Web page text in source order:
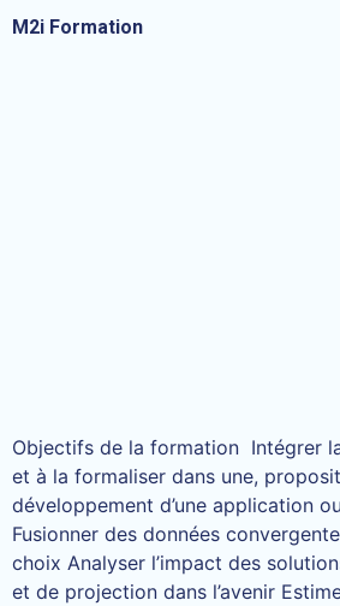
M2i Formation
Objectifs de la formation Intégrer
et à la formaliser dans une,
développement d’une application
Fusionner des données
choix Analyser l’impact des
et de projection dans l’avenir